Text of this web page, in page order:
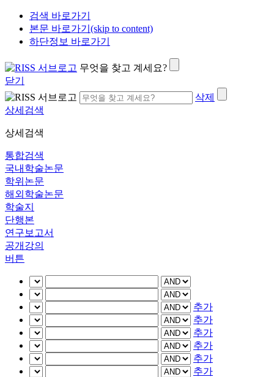
검색 바로가기
본문 바로가기(skip to content)
하단정보 바로가기
무엇을 찾고 계세요?
닫기
삭제
상세검색
상세검색
통합검색
국내학술논문
학위논문
해외학술논문
학술지
단행본
연구보고서
공개강의
버튼
추가
추가
추가
추가
추가
추가